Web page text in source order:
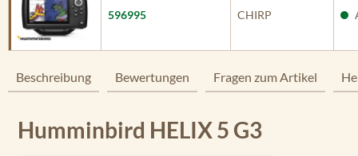
596995 CHIRP
Beschreibung Bewertungen Fragen zum Artikel
Humminbird HELIX 5 G3